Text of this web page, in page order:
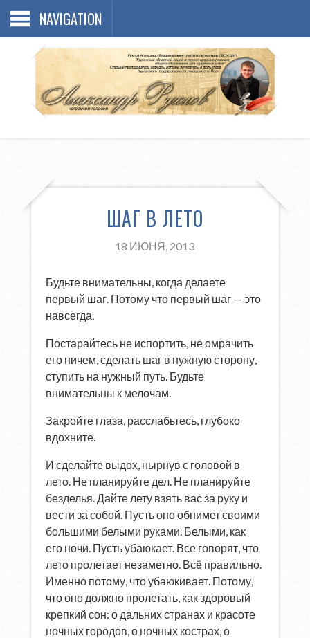
NAVIGATION
ШАГ В ЛЕТО
18 ИЮНЯ, 2013
Будьте внимательны, когда делаете
первый шаг. Потому что первый шаг — это
навсегда.
Постарайтесь не испортить, не омрачить
его ничем, сделать шаг в нужную сторону,
ступить на нужный путь. Будьте
внимательны к мелочам.
Закройте глаза, расслабьтесь, глубоко
вдохните.
И сделайте выдох, нырнув с головой в
лето. Не планируйте дел. Не планируйте
безделья. Дайте лету взять вас за руку и
вести за собой. Пусть оно обнимет своими
большими белыми руками. Белыми, как
его ночи. Пусть убаюкает. Все говорят, что
лето пролетает незаметно. Всё правильно.
Именно потому, что убаюкивает. Потому,
что оно должно пролетать, как здоровый
крепкий сон: о дальних странах и красоте
ночных городов, о ночных кострах, о